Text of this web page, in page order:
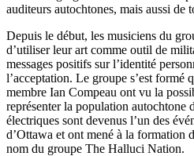
auditeurs autochtones, mais aussi de
Depuis le début, les musiciens du
d’utiliser leur art comme outil de
messages positifs sur l’identité
l’acceptation. Le groupe s’est formé
membre Ian Compeau ont vu la
représenter la population
électriques sont devenus l’un des
d’Ottawa et ont mené à la formation
nom du groupe The Halluci Nation.